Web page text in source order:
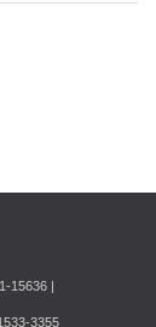
15636 |
3355